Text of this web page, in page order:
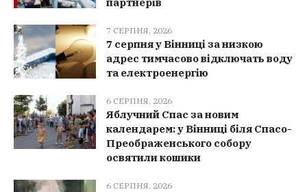
7 СЕРПНЯ, 2026
7 серпня у Вінниці за низкою
адрес тимчасово відключать воду
та електроенергію
6 СЕРПНЯ, 2026
Яблучний Спас за новим
календарем: у Вінниці біля Спасо-
Преображенського собору
освятили кошики
6 СЕРПНЯ, 2026